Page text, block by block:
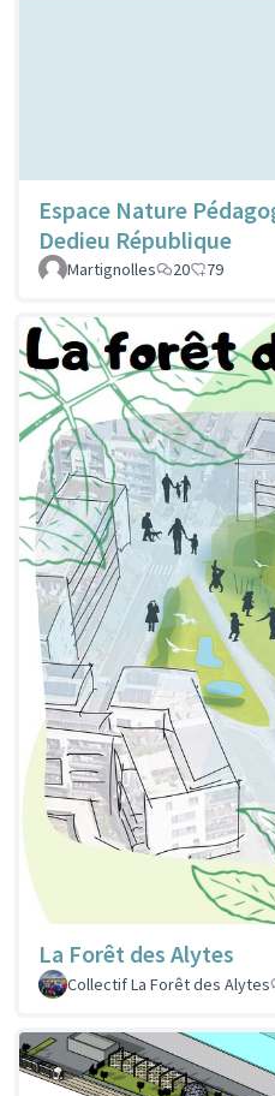
Espace Nature
Dedieu République
Martignolles
20 79
La Forêt des Alytes
Collectif La Forêt des Alytes